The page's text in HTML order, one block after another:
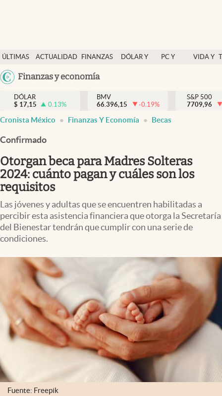
ÚLTIMAS
NOTICIAS
ACTUALIDAD
FINANZAS
DÓLAR Y
PC Y
VIDA Y
México
Finanzas y economía
Actualidad
Finanzas y economía
Dólar y mercados
Pc y celular
Vida y estilo
Tv
Clima
Mediakit
abre en nueva pestaña
México
DÓLAR
$ 17,15 0.13%
BMV
66.396,15
-0.19%
S&P 500
7709,96
Cronista México Finanzas Y Economía Becas
Confirmado
Otorgan beca para Madres Solteras
2024: cuánto pagan y cuáles son los
requisitos
Las jóvenes y adultas que se encuentren habilitadas a
percibir esta asistencia financiera que otorga la Secretaría
del Bienestar tendrán que cumplir con una serie de
condiciones.
Fuente: Freepik